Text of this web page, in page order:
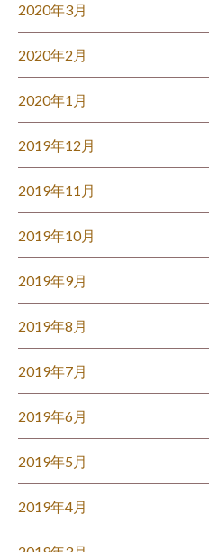
2020年3月
2020年2月
2020年1月
2019年12月
2019年11月
2019年10月
2019年9月
2019年8月
2019年7月
2019年6月
2019年5月
2019年4月